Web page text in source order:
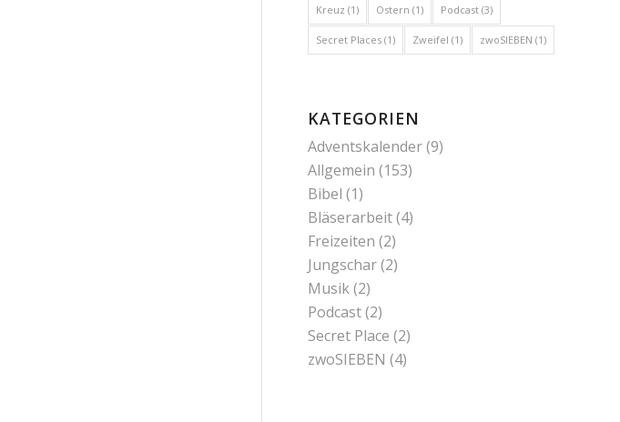
Kreuz (1) Ostern (1) Podcast (3)
Secret Places (1) Zweifel (1) zwoSIEBEN (1)
KATEGORIEN
Adventskalender(9)
Allgemein (153)
Bibel (1)
Bläserarbeit(4)
Freizeiten (2)
Jungschar(2)
Musik(2)
Podcast(2)
Secret Place (2)
zwoSIEBEN (4)